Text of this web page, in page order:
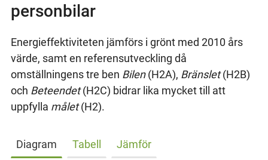
personbilar
Energieffektiviteten jämförs i grönt med 2010 års
värde, samt en referensutveckling då
omställningens tre ben Bilen(H2A), Bränslet(H2B)
och Beteendet(H2C) bidrar lika mycket till att
uppfylla målet(H2).
Diagram Tabell Jämför